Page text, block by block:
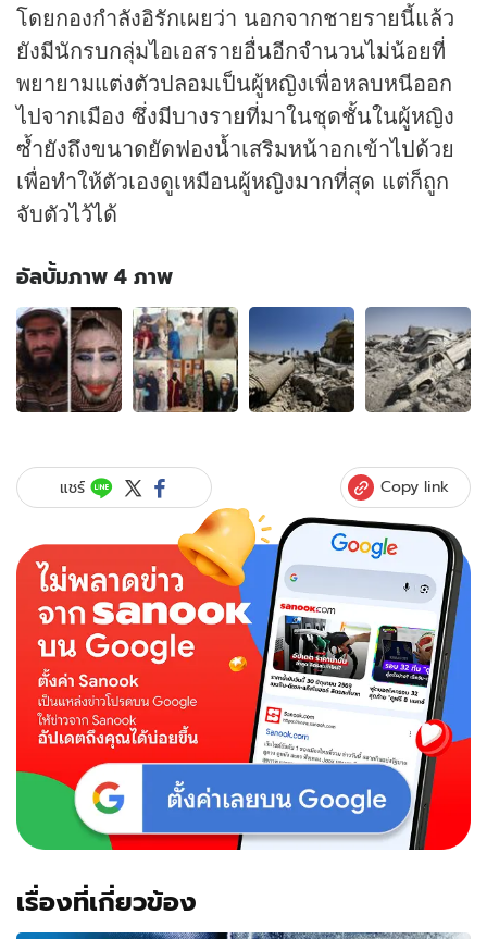
โดยกองกำลังอิรักเผยว่า นอกจากชายรายนี้แล้ว
ยังมีนักรบกลุ่มไอเอสรายอื่นอีกจำนวนไม่น้อยที่
พยายามแต่งตัวปลอมเป็นผู้หญิงเพื่อหลบหนีออก
ไปจากเมือง ซึ่งมีบางรายที่มาในชุดชั้นในผู้หญิง
ซ้ำยังถึงขนาดยัดฟองน้ำเสริมหน้าอกเข้าไปด้วย
เพื่อทำให้ตัวเองดูเหมือนผู้หญิงมากที่สุด แต่ก็ถูก
จับตัวไว้ได้
อัลบั้มภาพ 4 ภาพ
อัลบั้ม
ภาพ
4
ภาพ
ของ
หนวด!
กอง
อิรัก
รวบ
นักรบ
ปลอม
เป็น
หญิง
ออก
โม
ซูล
แชร์ Copy link
เรื่องที่เกี่ยวข้อง